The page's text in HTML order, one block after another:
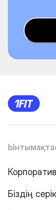
Біздің